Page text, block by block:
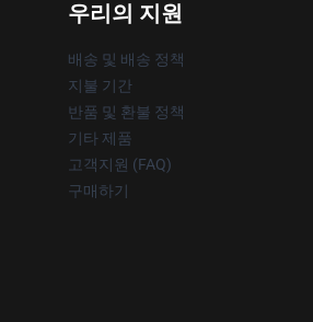
우리의 지원
배송 및 배송 정책
지불 기간
반품 및 환불 정책
기타 제품
고객지원 (FAQ)
구매하기